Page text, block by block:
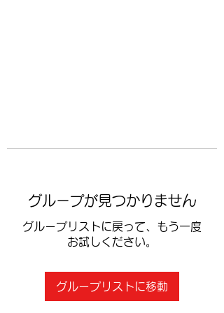
グループが見つかりません
グループリストに戻って、もう一度
お試しください。
グループリストに移動